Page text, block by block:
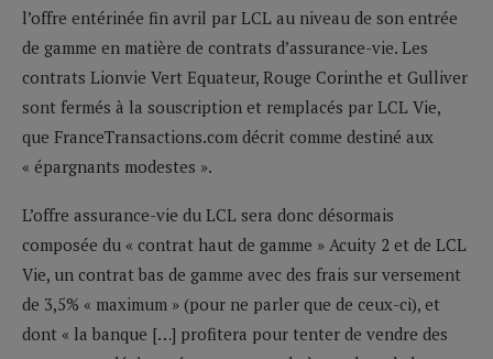
l’offre entérinée fin avril par LCL au niveau de son entrée
de gamme en matière de contrats d’assurance-vie. Les
contrats Lionvie Vert Equateur, Rouge Corinthe et Gulliver
sont fermés à la souscription et remplacés par LCL Vie,
que FranceTransactions.com décrit comme destiné aux
« épargnants modestes ».
L’offre assurance-vie du LCL sera donc désormais
composée du « contrat haut de gamme » Acuity 2 et de LCL
Vie, un contrat bas de gamme avec des frais sur versement
de 3,5% « maximum » (pour ne parler que de ceux-ci), et
dont « la banque […] profitera pour tenter de vendre des